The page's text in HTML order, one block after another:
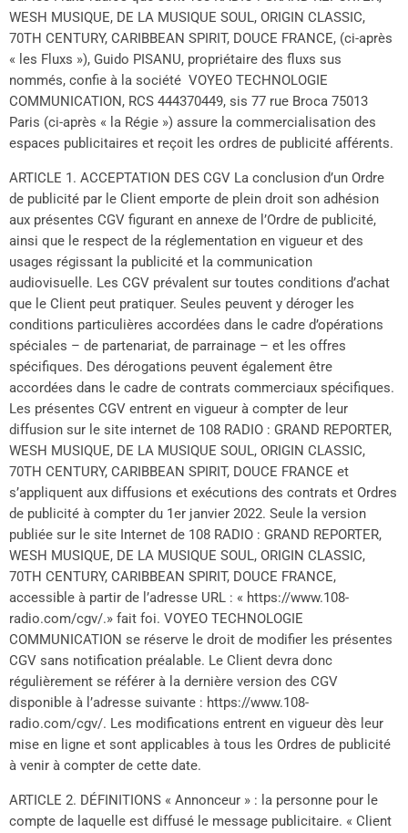
WESH MUSIQUE, DE LA MUSIQUE SOUL, ORIGIN CLASSIC,
70TH CENTURY, CARIBBEAN SPIRIT, DOUCE FRANCE, (ci-après
« les Fluxs »), Guido PISANU, propriétaire des fluxs sus
nommés, confie à la société VOYEO TECHNOLOGIE
COMMUNICATION, RCS 444370449, sis 77 rue Broca 75013
Paris (ci-après « la Régie ») assure la commercialisation des
espaces publicitaires et reçoit les ordres de publicité afférents.
ARTICLE 1. ACCEPTATION DES CGV La conclusion d’un Ordre
de publicité par le Client emporte de plein droit son adhésion
aux présentes CGV figurant en annexe de l’Ordre de publicité,
ainsi que le respect de la réglementation en vigueur et des
usages régissant la publicité et la communication
audiovisuelle. Les CGV prévalent sur toutes conditions d’achat
que le Client peut pratiquer. Seules peuvent y déroger les
conditions particulières accordées dans le cadre d’opérations
spéciales – de partenariat, de parrainage – et les offres
spécifiques. Des dérogations peuvent également être
accordées dans le cadre de contrats commerciaux spécifiques.
Les présentes CGV entrent en vigueur à compter de leur
diffusion sur le site internet de 108 RADIO : GRAND REPORTER,
WESH MUSIQUE, DE LA MUSIQUE SOUL, ORIGIN CLASSIC,
70TH CENTURY, CARIBBEAN SPIRIT, DOUCE FRANCE et
s’appliquent aux diffusions et exécutions des contrats et Ordres
de publicité à compter du 1er janvier 2022. Seule la version
publiée sur le site Internet de 108 RADIO : GRAND REPORTER,
WESH MUSIQUE, DE LA MUSIQUE SOUL, ORIGIN CLASSIC,
70TH CENTURY, CARIBBEAN SPIRIT, DOUCE FRANCE,
accessible à partir de l’adresse URL : « https://www.108-
radio.com/cgv/.» fait foi. VOYEO TECHNOLOGIE
COMMUNICATION se réserve le droit de modifier les présentes
CGV sans notification préalable. Le Client devra donc
régulièrement se référer à la dernière version des CGV
disponible à l’adresse suivante : https://www.108-
radio.com/cgv/. Les modifications entrent en vigueur dès leur
mise en ligne et sont applicables à tous les Ordres de publicité
à venir à compter de cette date.
ARTICLE 2. DÉFINITIONS « Annonceur » : la personne pour le
compte de laquelle est diffusé le message publicitaire. « Client